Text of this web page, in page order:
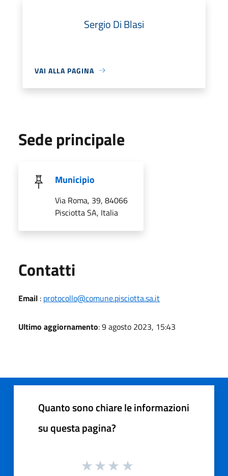
Sergio Di Blasi
VAI ALLA PAGINA
Sede principale
Municipio
Via Roma, 39, 84066
Pisciotta SA, Italia
Contatti
Email : protocollo@comune.pisciotta.sa.it
Ultimo aggiornamento: 9 agosto 2023, 15:43
Quanto sono chiare le informazioni
su questa pagina?